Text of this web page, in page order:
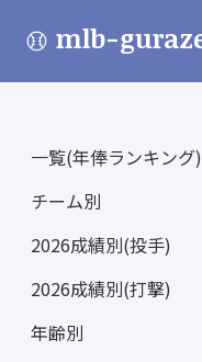
mlb-
一覧(年俸ランキング)
チーム別
2026成績別(投手)
2026成績別(打撃)
年齢別